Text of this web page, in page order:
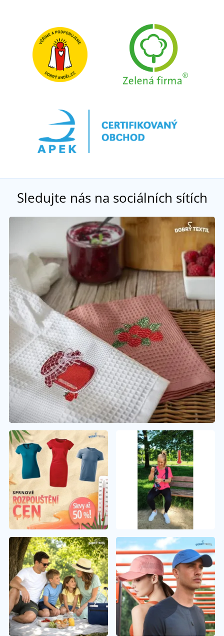
Sledujte nás na sociálních sítích